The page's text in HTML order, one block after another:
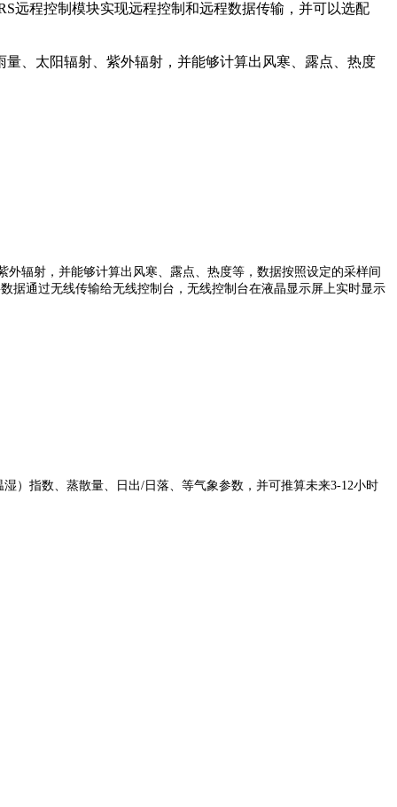
远程控制模块实现远程控制和远程数据传输，并可以选配
量、太阳辐射、紫外辐射，并能够计算出风寒、露点、热度
外辐射，并能够计算出风寒、露点、热度等，数据按照设定的采样间
据通过无线传输给无线控制台，无线控制台在液晶显示屏上实时显示
）指数、蒸散量、日出/日落、等气象参数，并可推算未来3-12小时